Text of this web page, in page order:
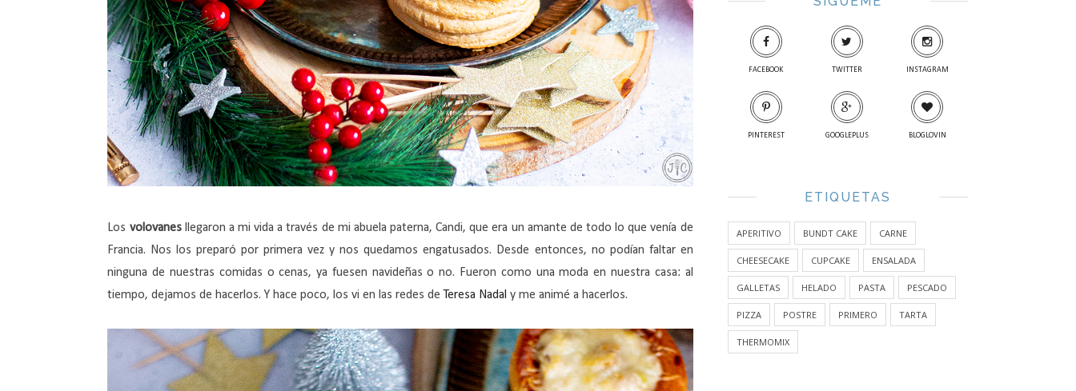
Los volovanesllegaron a mi vida a través de mi abuela paterna, Candi, que era un amante de todo lo que venía de
Francia. Nos los preparó por primera vez y nos quedamos engatusados. Desde entonces, no podían faltar en
ninguna de nuestras comidas o cenas, ya fuesen navideñas o no. Fueron como una moda en nuestra casa: al
tiempo, dejamos de hacerlos. Y hace poco, los vi en las redes deTeresa Nadal y me animé a hacerlos.
FACEBOOK TWITTER INSTAGRAM
PINTEREST GOOGLEPLUS BLOGLOVIN
ETIQUETAS
APERITIVO BUNDT CAKE CARNE
CHEESECAKE CUPCAKE ENSALADA
GALLETAS HELADO PASTA PESCADO
PIZZA POSTRE PRIMERO TARTA
THERMOMIX